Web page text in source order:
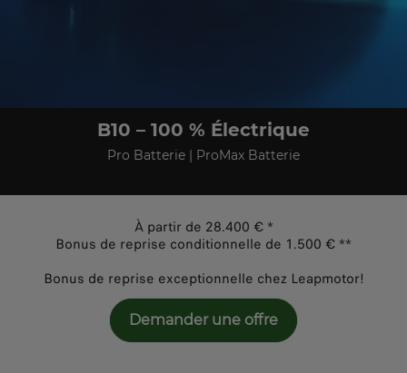
B10 – 100 % Électrique
Pro Batterie | ProMax Batterie
À partir de 28.400 € *
Bonus de reprise conditionnelle de 1.500 € **
Bonus de reprise exceptionnelle chez Leapmotor!
Demander une offre